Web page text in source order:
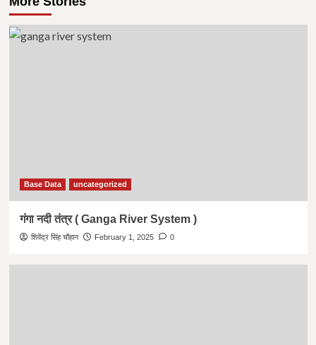
Base Data uncategorized
गंगा नदी तंत्र ( Ganga River System )
शिवेंद्र सिंह चौहान February 1, 2025 0